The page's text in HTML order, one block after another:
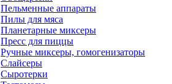
Пельменные аппараты
Пилы для мяса
Планетарные миксеры
Пресс для пиццы
Ручные миксеры, гомогенизаторы
Слайсеры
Сыротерки